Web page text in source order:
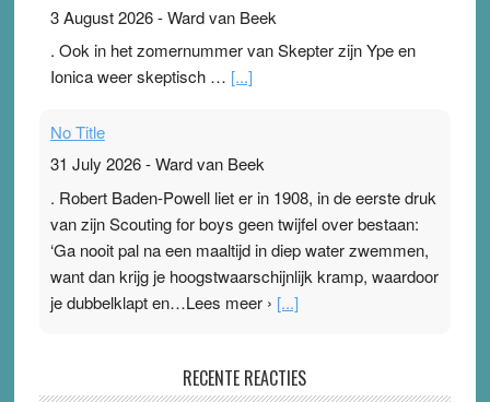
3 August 2026-Ward van Beek
. Ook in het zomernummer van Skepter zijn Ype en
Ionica weer skeptisch … [...]
No Title
31 July 2026-Ward van Beek
. Robert Baden-Powell liet er in 1908, in de eerste druk
van zijn Scouting for boys geen twijfel over bestaan:
‘Ga nooit pal na een maaltijd in diep water zwemmen,
want dan krijg je hoogstwaarschijnlijk kramp, waardoor
je dubbelklapt en…Lees meer › [...]
Ward van Beek
RECENTE REACTIES